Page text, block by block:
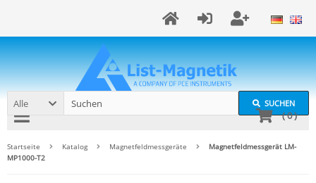
Alle SUCHEN
(0)
Startseite Katalog Magnetfeldmessgeräte
Magnetfeldmessgerät LM-
MP1000-T2